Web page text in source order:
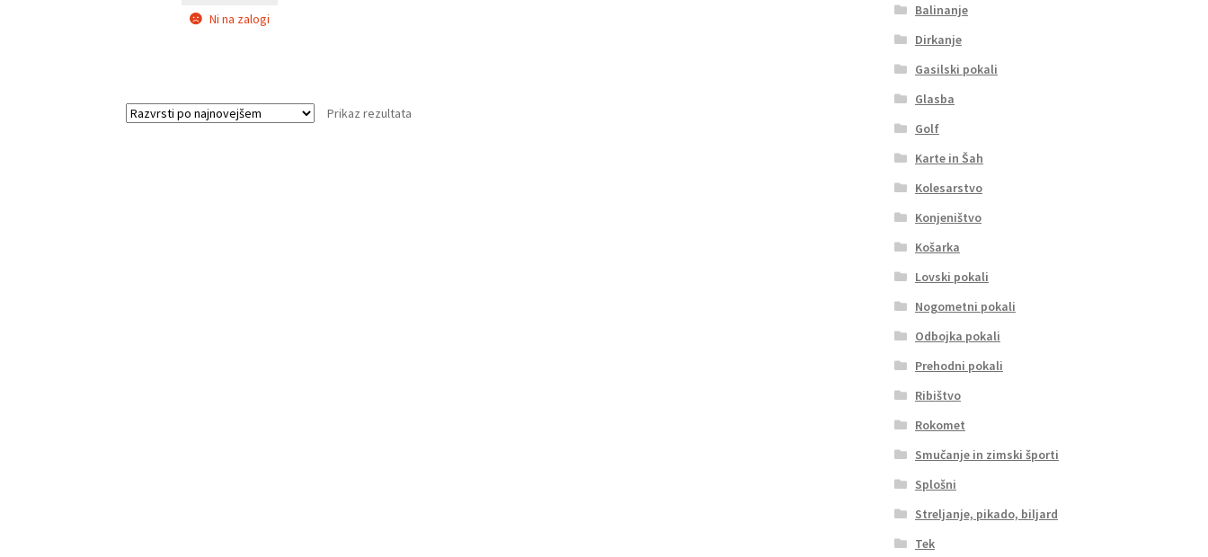
€45.00.
Ni na zalogi
Prikaz rezultata
Balinanje
Dirkanje
Gasilski pokali
Glasba
Golf
Karte in Šah
Kolesarstvo
Konjeništvo
Košarka
Lovski pokali
Nogometni pokali
Odbojka pokali
Prehodni pokali
Ribištvo
Rokomet
Smučanje in zimski športi
Splošni
Streljanje, pikado, biljard
Tek